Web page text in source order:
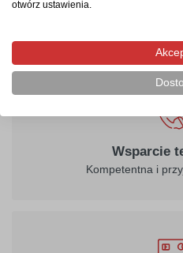
Przesyłki ubezpieczone na
Wsparcie
Kompetentna i
otwórz ustawienia.